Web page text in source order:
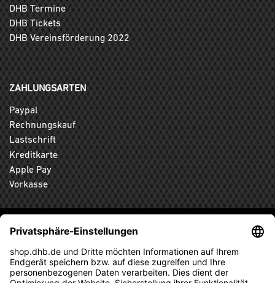
DHB Termine
DHB Tickets
DHB Vereinsförderung 2022
ZAHLUNGSARTEN
Paypal
Rechnungskauf
Lastschrift
Kreditkarte
Apple Pay
Vorkasse
ABONNIEREN SIE DEN KOSTENLOSEN DHB-FANSHOP
NEWSLETTER UND VERPASSEN SIE KEINE NEUIGKEIT ODER
AKTION MEHR.
ANMELDEN